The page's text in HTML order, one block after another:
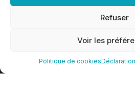
Refuser
Voir les
Politique de cookies
RANACLES © 2022. Tous droits